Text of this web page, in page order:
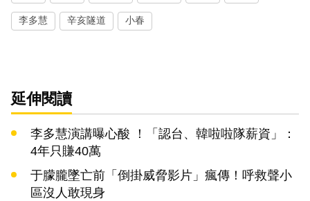
李多慧 辛亥隧道 小春
延伸閱讀
李多慧演講曝心酸 ！「認台、韓啦啦隊薪資」：
4年只賺40萬
于朦朧墜亡前「倒掛威脅影片」瘋傳！呼救聲小
區沒人敢現身